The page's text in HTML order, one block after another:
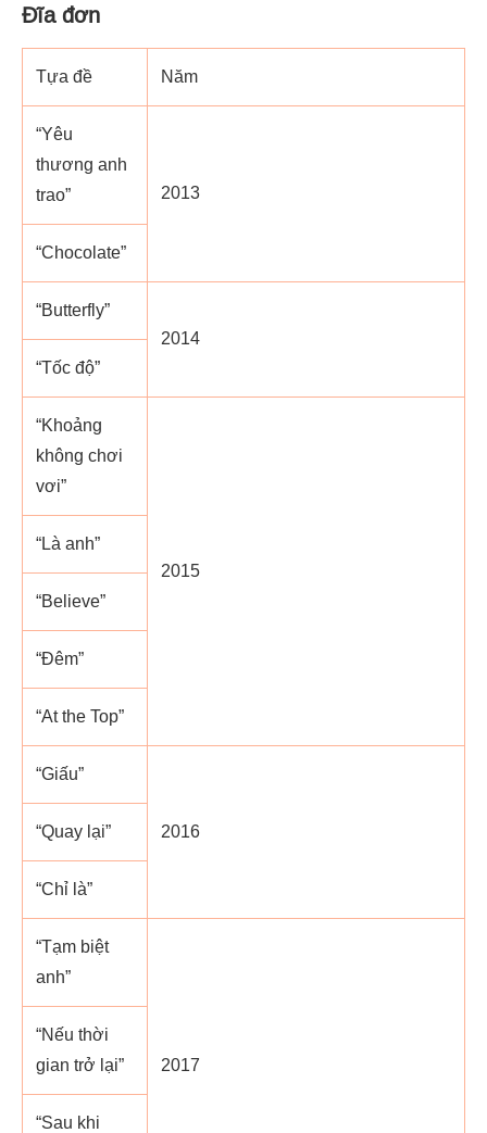
Đĩa đơn
Tựa đề Năm
“Yêu
thương anh
trao”
2013
“Chocolate”
“Butterfly”
2014
“Tốc độ”
“Khoảng
không chơi
vơi”
2015
“Là anh”
“Believe”
“Đêm”
“At the Top”
“Giấu”
2016
“Quay lại”
“Chỉ là”
“Tạm biệt
anh”
2017
“Nếu thời
gian trở lại”
“Sau khi